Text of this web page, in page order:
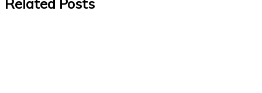
Related Posts